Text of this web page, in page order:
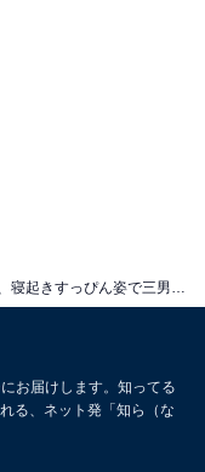
お届けします。知ってる
る、ネット発「知ら（な